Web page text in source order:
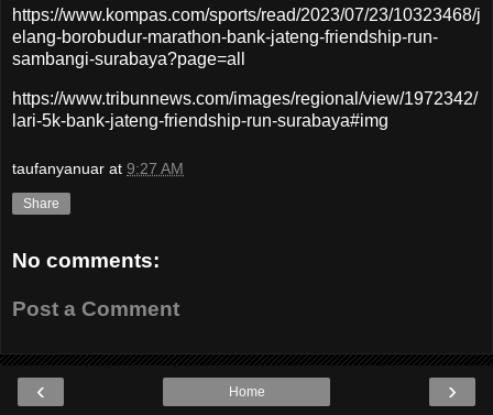
https://www.kompas.com/sports/read/2023/07/23/10323468/j
elang-borobudur-marathon-bank-jateng-friendship-run-
sambangi-surabaya?page=all
https://www.tribunnews.com/images/regional/view/1972342/
lari-5k-bank-jateng-friendship-run-surabaya#img
taufanyanuar at 9:27 AM
Share
No comments:
Post a Comment
‹ ›
Home